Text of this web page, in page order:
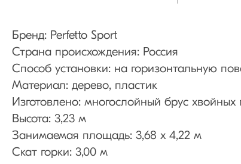
Бренд: Perfetto Sport
Страна происхождения: Россия
Способ установки: на горизонтальную
Материал: дерево, пластик
Изготовлено: многослойный брус хвойных
Высота: 3,23 м
Занимаемая площадь: 3,68 х 4,22 м
Скат горки: 3,00 м